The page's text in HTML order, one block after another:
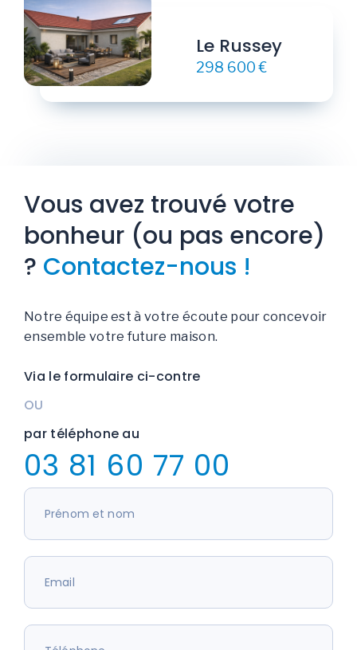
Le Russey
298 600 €
Vous avez trouvé votre
bonheur (ou pas encore)
? Contactez-nous !
Notre équipe est à votre écoute pour concevoir
ensemble votre future maison.
Via le formulaire ci-contre
OU
par téléphone au
03 81 60 77 00